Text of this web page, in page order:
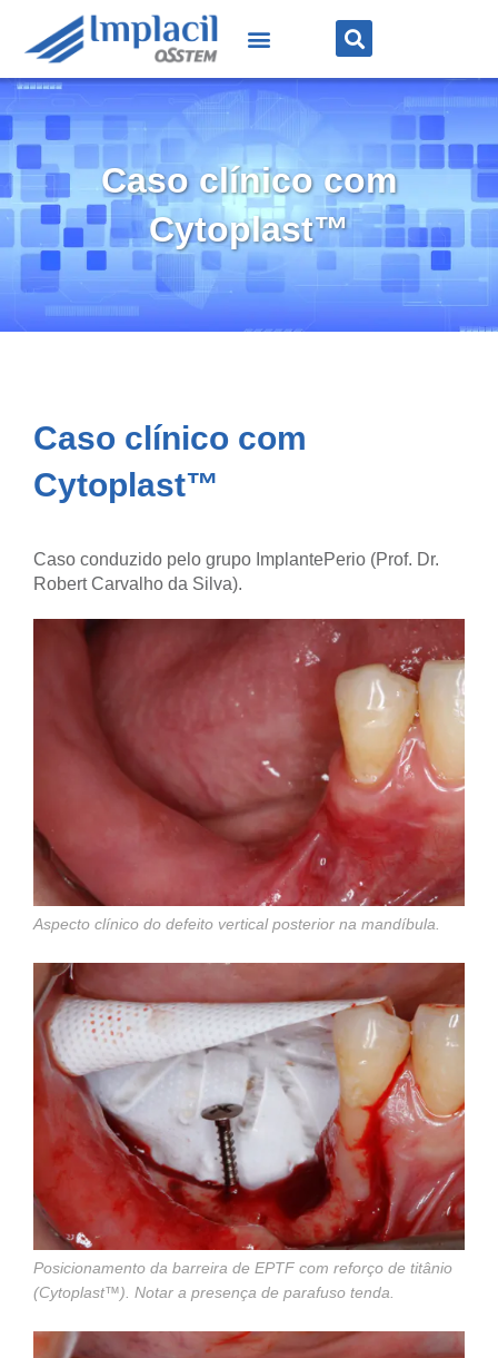
Caso clínico com
Cytoplast™
Caso clínico com
Cytoplast™
Caso conduzido pelo grupo ImplantePerio (Prof. Dr.
Robert Carvalho da Silva).
Aspecto clínico do defeito vertical posterior na mandíbula.
Posicionamento da barreira de EPTF com reforço de titânio
(Cytoplast™). Notar a presença de parafuso tenda.